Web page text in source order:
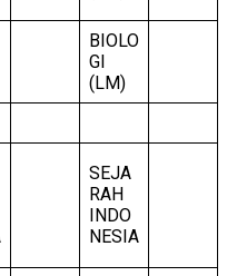
BIOLO
GI
(LM)
SEJA
RAH
INDO
NESIA